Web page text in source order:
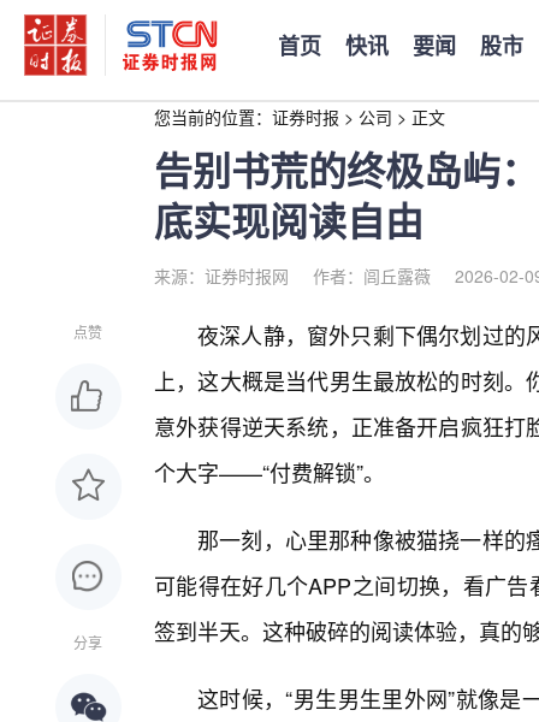
首页 快讯 要闻 股市
您当前的位置： 证券时报 > 公司 > 正文
告别书荒的终极岛屿
底实现阅读自由
来源：证券时报网 作者：闾丘露薇 2026-02-
点赞
分享
夜深人静，窗外只剩下偶尔划过的
上，这大概是当代男生最放松的时刻
意外获得逆天系统，正准备开启疯狂
个大字——“付费解锁”。
那一刻，心里那种像被猫挠一样
可能得在好几个APP之间切换，看广
签到半天。这种破碎的阅读体验，真的
这时候，“男生男生里外网”就像